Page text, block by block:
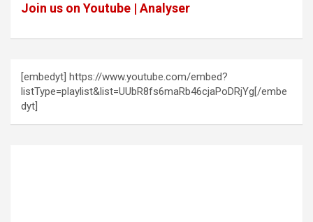
Join us on Youtube | Analyser
[embedyt] https://www.youtube.com/embed?
listType=playlist&list=UUbR8fs6maRb46cjaPoDRjYg[/embe
dyt]